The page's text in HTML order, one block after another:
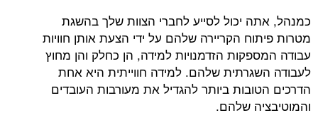
כמנהל, אתה יכול לסייע לחברי הצוות שלך בהשגת
מטרות פיתוח הקריירה שלהם על ידי הצעת אותן חוויות
עבודה המספקות הזדמנויות למידה, הן כחלק והן מחוץ
לעבודה השגרתית שלהם. למידה חווייתית היא אחת
הדרכים הטובות ביותר להגדיל את מעורבות העובדים
והמוטיבציה שלהם.